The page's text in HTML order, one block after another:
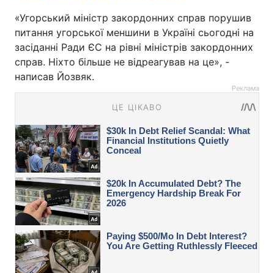
«Угорський міністр закордонних справ порушив
питання угорської меншини в Україні сьогодні на
засіданні Ради ЄС на рівні міністрів закордонних
справ. Ніхто більше не відреагував на це», -
написав Йозвяк.
Реклама